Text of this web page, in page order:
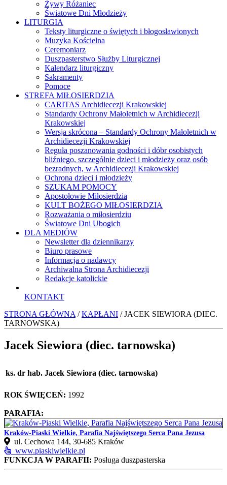
Żywy Różaniec
Światowe Dni Młodzieży
LITURGIA
Teksty liturgiczne o świętych i błogosławionych
Muzyka Kościelna
Ceremoniarz
Duszpasterstwo Służby Liturgicznej
Kalendarz liturgiczny
Sakramenty
Pomoce
STREFA MIŁOSIERDZIA
CARITAS Archidiecezji Krakowskiej
Standardy Ochrony Małoletnich w Archidiecezji
Krakowskiej
Wersja skrócona – Standardy Ochrony Małoletnich w
Archidiecezji Krakowskiej
Reguła poszanowania godności i dóbr osobistych
bliźniego, szczególnie dzieci i młodzieży oraz osób
bezradnych, w Archidiecezji Krakowskiej
Ochrona dzieci i młodzieży
SZUKAM POMOCY
Apostołowie Miłosierdzia
KULT BOŻEGO MIŁOSIERDZIA
Rozważania o miłosierdziu
Światowe Dni Ubogich
DLA MEDIÓW
Newsletter dla dziennikarzy
Biuro prasowe
Informacja o nadawcy
Archiwalna Strona Archidiecezji
Redakcje katolickie
KONTAKT
STRONA GŁÓWNA /KAPŁANI / JACEK SIEWIORA (DIEC.
TARNOWSKA)
Jacek Siewiora (diec. tarnowska)
ks. dr hab. Jacek Siewiora (diec. tarnowska)
ROK ŚWIĘCEŃ: 1992
PARAFIA:
Kraków-Piaski Wielkie, Parafia Najświętszego Serca Pana Jezusa
ul. Cechowa 144, 30‑685 Kraków
www.piaskiwielkie.pl
FUNKCJA W PARAFII: Posługa duszpasterska